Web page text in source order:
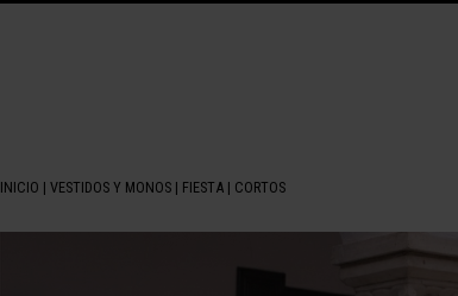
INICIO | VESTIDOS Y MONOS| FIESTA| CORTOS